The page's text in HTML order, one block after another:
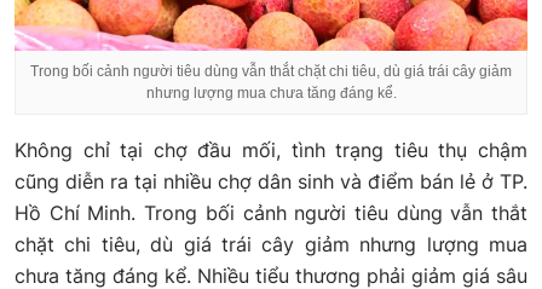
Trong bối cảnh người tiêu dùng vẫn thắt chặt chi tiêu, dù giá trái cây giảm
nhưng lượng mua chưa tăng đáng kể.
Không chỉ tại chợ đầu mối, tình trạng tiêu thụ chậm
cũng diễn ra tại nhiều chợ dân sinh và điểm bán lẻ ở TP.
Hồ Chí Minh. Trong bối cảnh người tiêu dùng vẫn thắt
chặt chi tiêu, dù giá trái cây giảm nhưng lượng mua
chưa tăng đáng kể. Nhiều tiểu thương phải giảm giá sâu